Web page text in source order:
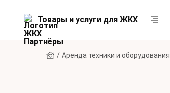
Товары и услуги для ЖКХ
Аренда техники и оборудования